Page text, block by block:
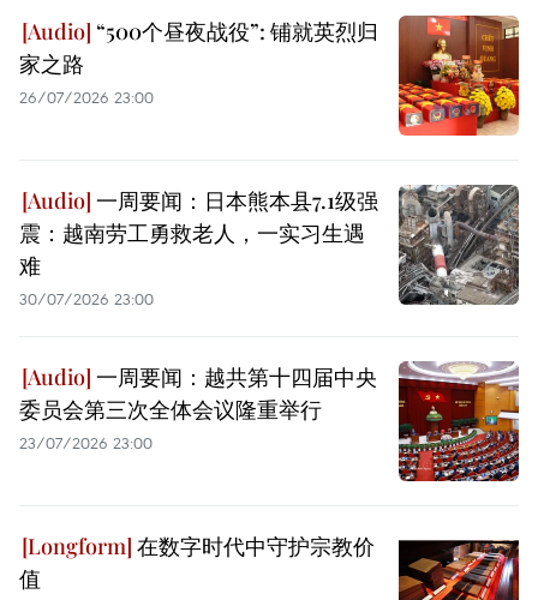
“500个昼夜战役”: 铺就英烈归
家之路
26/07/2026 23:00
一周要闻：日本熊本县7.1级强
震：越南劳工勇救老人，一实习生遇
难
30/07/2026 23:00
一周要闻：越共第十四届中央
委员会第三次全体会议隆重举行
23/07/2026 23:00
在数字时代中守护宗教价
值